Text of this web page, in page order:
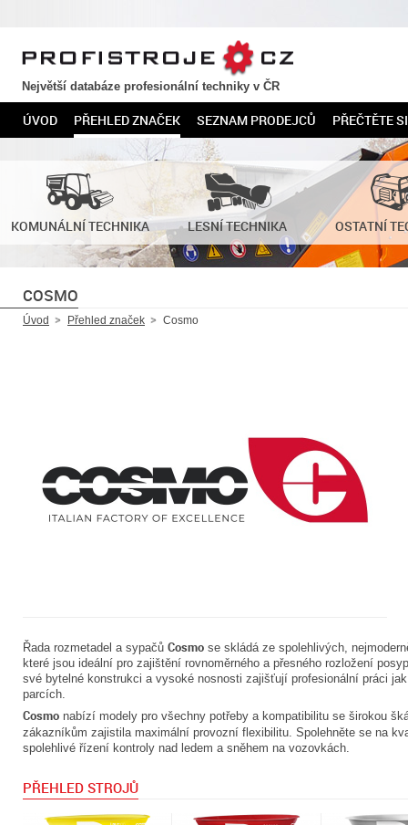
PROFISTROJE.CZ
Největší databáze profesionální techniky v ČR
ÚVOD PŘEHLED ZNAČEK SEZNAM PRODEJCŮ PŘEČTĚTE SI
KOMUNÁLNÍ TECHNIKA LESNÍ TECHNIKA OSTATNÍ
COSMO
Úvod Přehled značek Cosmo
Řada rozmetadel a sypačů Cosmo se skládá ze spolehlivých,
které jsou ideální pro zajištění rovnoměrného a přesného rozložení
své bytelné konstrukci a vysoké nosnosti zajišťují profesionální práci
parcích.
Cosmo nabízí modely pro všechny potřeby a kompatibilitu se širokou
zákazníkům zajistila maximální provozní flexibilitu. Spolehněte se na
spolehlivé řízení kontroly nad ledem a sněhem na vozovkách.
PŘEHLED STROJŮ